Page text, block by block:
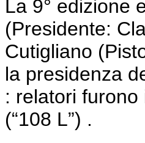
La 9° edizione
(Presidente:
Cutigliano
la presidenza
: relatori furono
(“108 L”) .